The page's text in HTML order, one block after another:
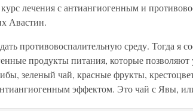
лечения с антиангиогенным и
Авастин.
противовоспалительную среду. Тогда я
продукты питания, которые позволяют
зеленый чай, красные фрукты,
эффектом. Это чай с Явы,